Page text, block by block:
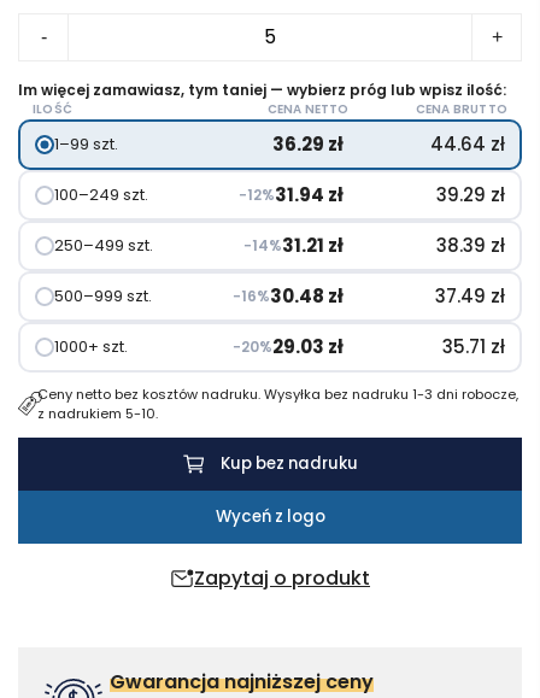
-
ogrzewacz
do
rąk
MUKAVA
+
Zapytaj o produkt
Im więcej zamawiasz, tym taniej — wybierz próg lub wpisz ilość:
ILOŚĆ CENA NETTO CENA BRUTTO
1–99 szt. 36.29 zł 44.64 zł
100–249 szt. −12%31.94 zł 39.29 zł
250–499 szt. −14%31.21 zł 38.39 zł
500–999 szt. −16%30.48 zł 37.49 zł
1000+ szt. −20%29.03 zł 35.71 zł
Ceny netto bez kosztów nadruku. Wysyłka bez nadruku 1-3 dni robocze,
z nadrukiem 5-10.
Kup bez nadruku
Wyceń z logo
Gwarancja najniższej ceny